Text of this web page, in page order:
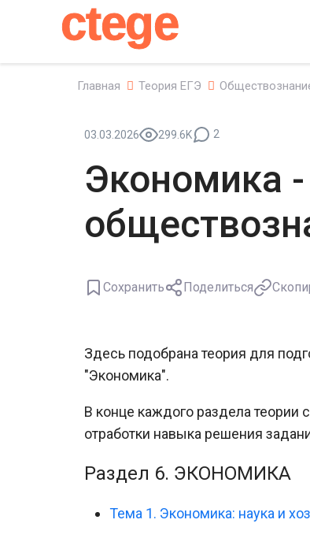
ctege
Главная Теория ЕГЭ
03.03.2026 299.6K 2
Экономика
Сохранить Поделиться
Здесь подобрана теория для
"Экономика".
В конце каждого раздела теории
отработки навыка решения
Раздел 6. ЭКОНОМИКА
Тема 1. Экономика: наука и